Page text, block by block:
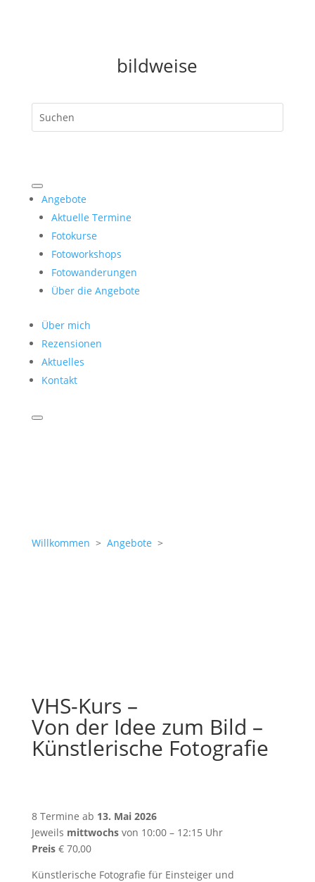
bildweise
Angebote
Aktuelle Termine
Fotokurse
Fotoworkshops
Fotowanderungen
Über die Angebote
Über mich
Rezensionen
Aktuelles
Kontakt
Willkommen > Angebote >
VHS-Kurs –
Von der Idee zum Bild –
Künstlerische Fotografie
8 Termine ab 13. Mai 2026
Jeweils mittwochs von 10:00 – 12:15 Uhr
Preis€ 70,00
Künstlerische Fotografie für Einsteiger und